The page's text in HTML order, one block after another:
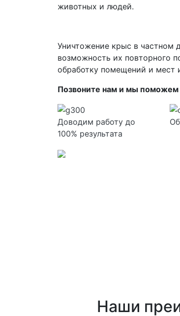
животных и людей.
Уничтожение крыс в частном
возможность их повторного
обработку помещений и мест
Позвоните нам и мы поможем
Доводим работу до
100% результата
Наши